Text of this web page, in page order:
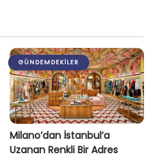
GÜNDEMDEKILER
Milano’dan İstanbul’a
Uzanan Renkli Bir Adres